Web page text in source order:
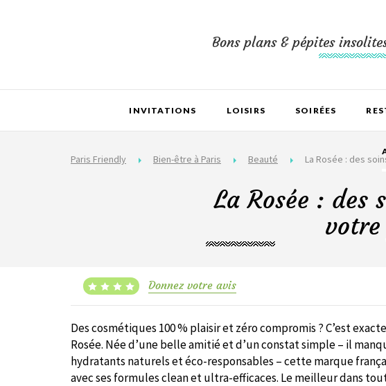
Bons plans & pépites
INVITATIONS LOISIRS SOIRÉES
Paris Friendly Bien-être à Paris Beauté La Rosée : des
La Rosée : des
Donnez votre avis
Des cosmétiques 100 % plaisir et zéro compromis ? C’est
Rosée. Née d’une belle amitié et d’un constat simple – il
hydratants naturels et éco-responsables – cette marque
avec ses formules clean et ultra-efficaces. Le meilleur dans